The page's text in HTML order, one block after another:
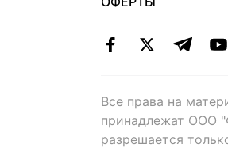
Все права на
принадлежат ООО
разрешается